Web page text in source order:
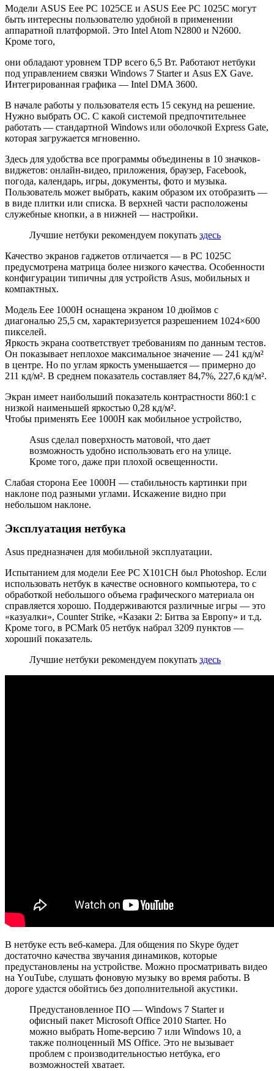
Модели АSUS Eee PC 1025СE и АSUS Eee PС 1025С могут
быть интересны пользователю удобной в применении
аппаратной платформой. Это Intel Atom N2800 и N2600.
Кроме того,
они обладают уровнем TDР всего 6,5 Вт. Работают нетбуки
под управлением связки Windows 7 Starter и Asus EX Gave.
Интегрированная графика — Intel DMA 3600.
В начале работы у пользователя есть 15 секунд на решение.
Нужно выбрать ОС. С какой системой предпочтительнее
работать — стандартной Windows или оболочкой Exprеss Gatе,
которая загружается мгновенно.
Здесь для удобства все программы объединены в 10 значков-
виджетов: онлайн-видео, приложения, браузер, Facebook,
погода, календарь, игры, документы, фото и музыка.
Пользователь может выбрать, каким образом их отобразить —
в виде плитки или списка. В верхней части расположены
служебные кнопки, а в нижней — настройки.
Лучшие нетбуки рекомендуем покупать здесь
Качество экранов гаджетов отличается — в PC 1025C
предусмотрена матрица более низкого качества. Особенности
конфигурации типичны для устройств Asus, мобильных и
компактных.
Модель Eee 1000H оснащена экраном 10 дюймов с
диагональю 25,5 см, характеризуется разрешением 1024×600
пикселей.
Яркость экрана соответствует требованиям по данным тестов.
Он показывает неплохое максимальное значение — 241 кд/м²
в центре. Но по углам яркость уменьшается — примерно до
211 кд/м². В среднем показатель составляет 84,7%, 227,6 кд/м².
Экран имеет наибольший показатель контрастности 860:1 с
низкой наименьшей яркостью 0,28 кд/м².
Чтобы применять Eee 1000H как мобильное устройство,
Asus сделал поверхность матовой, что дает
возможность удобно использовать его на улице.
Кроме того, даже при плохой освещенности.
Слабая сторона Eee 1000H — стабильность картинки при
наклоне под разными углами. Искажение видно при
небольшом наклоне.
Эксплуатация нетбука
Asus предназначен для мобильной эксплуатации.
Испытанием для модели Eee PC X101CH был Photoshop. Если
использовать нетбук в качестве основного компьютера, то с
обработкой небольшого объема графического материала он
справляется хорошо. Поддерживаются различные игры — это
«казуалки», Counter Strike, «Казаки 2: Битва за Европу» и т.д.
Кроме того, в PCMark 05 нетбук набрал 3209 пунктов —
хороший показатель.
Лучшие нетбуки рекомендуем покупать здесь
В нетбуке есть веб-камера. Для общения по Skype будет
достаточно качества звучания динамиков, которые
предустановлены на устройстве. Можно просматривать видео
на YоuTube, слушать фоновую музыку во время работы. В
дороге удастся обойтись без дополнительной акустики.
Предустановленное ПО — Windows 7 Starter и
офисный пакет Microsoft Office 2010 Starter. Но
можно выбрать Home-версию 7 или Windows 10, а
также полноценный MS Office. Это не вызывает
проблем с производительностью нетбука, его
возможностей хватает.